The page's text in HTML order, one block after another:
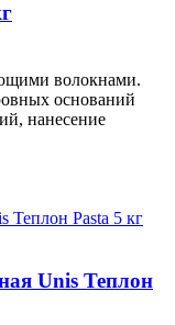
волокнами.
оснований
нанесение
Unis Теплон